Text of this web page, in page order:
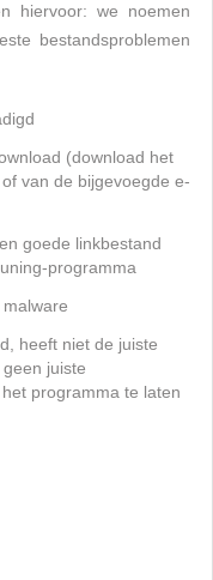
hiervoor: we noemen
bestandsproblemen
(download het
van de bijgevoegde e-
goede linkbestand
programma
heeft niet de juiste
juiste
programma te laten